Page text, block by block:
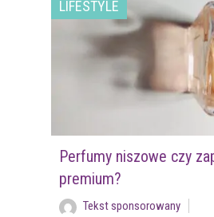
LIFESTYLE
Perfumy niszowe czy
premium?
Tekst sponsorowany